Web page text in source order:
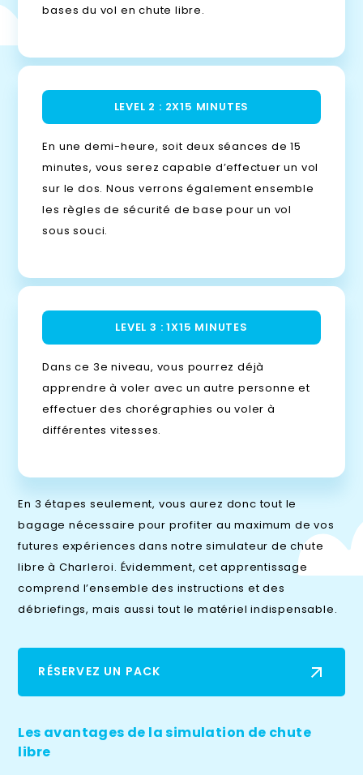
bases du vol en chute libre.
LEVEL 2 : 2X15 MINUTES
En une demi-heure, soit deux séances de 15
minutes, vous serez capable d’effectuer un vol
sur le dos. Nous verrons également ensemble
les règles de sécurité de base pour un vol
sous souci.
LEVEL 3 : 1X15 MINUTES
Dans ce 3e niveau, vous pourrez déjà
apprendre à voler avec un autre personne et
effectuer des chorégraphies ou voler à
différentes vitesses.
En 3 étapes seulement, vous aurez donc tout le
bagage nécessaire pour profiter au maximum de vos
futures expériences dans notre simulateur de chute
libre à Charleroi. Évidemment, cet apprentissage
comprend l’ensemble des instructions et des
débriefings, mais aussi tout le matériel indispensable.
RÉSERVEZ UN PACK
Les avantages de la simulation de chute
libre